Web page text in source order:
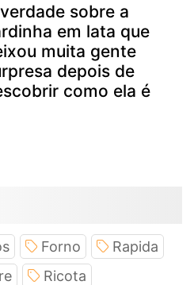
sobre a
em lata que
muita gente
depois de
como ela é
Forno
Rapida
Ricota